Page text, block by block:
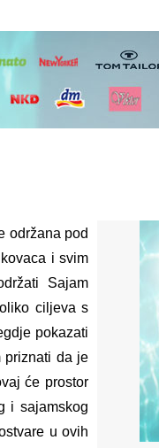
održana pod
i svim
Sajam
ciljeva s
pokazati
priznati da je
će prostor
i sajamskog
u ovih